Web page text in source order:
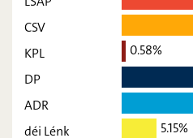
14,69 -
13,7
25,53 -
KPL
DP -
CSV
KPL
DP
ADR
déi Lénk
0.58%
5.15%